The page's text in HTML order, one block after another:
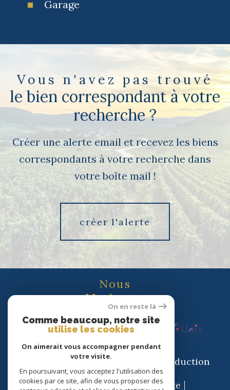
Garage
Vous n'avez pas trouvé
le bien correspondant à votre
recherche ?
Créer une alerte email et recevez les biens
correspondants à votre recherche dans
votre boîte mail !
créer l'alerte
Nous
adhérons
© 2026 | Tous droits réservés | Traduction
powered by Google |
Nos honoraires
Plan du site
On en reste là
Comme beaucoup, notre site
utilise les cookies
On aimerait vous accompagner pendant
votre visite.
En poursuivant, vous acceptez l'utilisation des
cookies par ce site, afin de vous proposer des